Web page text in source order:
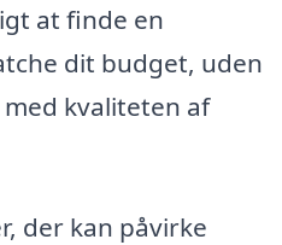
at finde en
dit budget, uden
kvaliteten af
der kan påvirke